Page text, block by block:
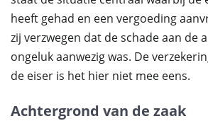
heeft gehad en een vergoeding
zij verzwegen dat de schade aan de
ongeluk aanwezig was. De
de eiser is het hier niet mee eens.
Achtergrond van de zaak